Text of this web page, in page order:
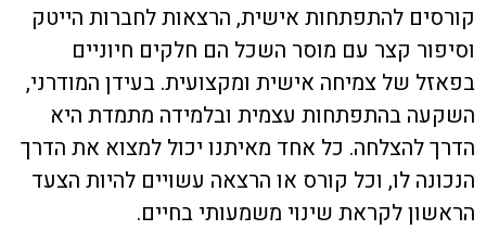
קורסים להתפתחות אישית, הרצאות לחברות הייטק
וסיפור קצר עם מוסר השכל הם חלקים חיוניים
בפאזל של צמיחה אישית ומקצועית. בעידן המודרני,
השקעה בהתפתחות עצמית ובלמידה מתמדת היא
הדרך להצלחה. כל אחד מאיתנו יכול למצוא את הדרך
הנכונה לו, וכל קורס או הרצאה עשויים להיות הצעד
הראשון לקראת שינוי משמעותי בחיים.